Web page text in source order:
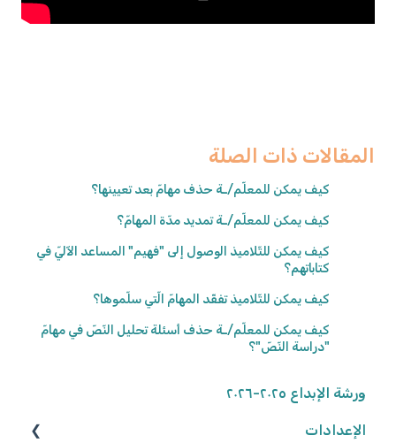
المقالات ذات الصلة
كيف يمكن للمعلّم/ـة حذف مهامّ بعد تعيينها؟
كيف يمكن للمعلّم/ـة تمديد مدّة المهامّ؟
كيف يمكن للتّلاميذ الوصول إلى "فهيم" المساعد الآليّ في
كتاباتهم؟
كيف يمكن للتّلاميذ تفقّد المهامّ الّتي سلّموها؟
كيف يمكن للمعلّم/ـة حذف أسئلة تحليل النّصّ في مهامّ
"دراسة النّصّ"؟
ورشة الإبداع ٢٠٢٥-٢٠٢٦
الإعدادات